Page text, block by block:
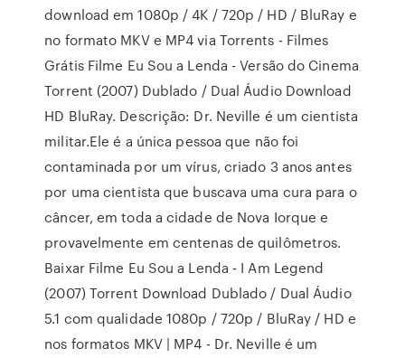
download em 1080p / 4K / 720p / HD / BluRay e
no formato MKV e MP4 via Torrents - Filmes
Grátis Filme Eu Sou a Lenda - Versão do Cinema
Torrent (2007) Dublado / Dual Áudio Download
HD BluRay. Descrição: Dr. Neville é um cientista
militar.Ele é a única pessoa que não foi
contaminada por um vírus, criado 3 anos antes
por uma cientista que buscava uma cura para o
câncer, em toda a cidade de Nova Iorque e
provavelmente em centenas de quilômetros.
Baixar Filme Eu Sou a Lenda - I Am Legend
(2007) Torrent Download Dublado / Dual Áudio
5.1 com qualidade 1080p / 720p / BluRay / HD e
nos formatos MKV | MP4 - Dr. Neville é um